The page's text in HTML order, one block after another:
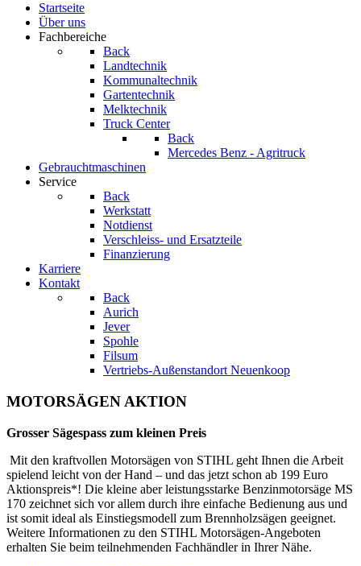
Startseite
Über uns
Fachbereiche
Back
Landtechnik
Kommunaltechnik
Gartentechnik
Melktechnik
Truck Center
Back
Mercedes Benz - Agritruck
Gebrauchtmaschinen
Service
Back
Werkstatt
Notdienst
Verschleiss- und Ersatzteile
Finanzierung
Karriere
Kontakt
Back
Aurich
Jever
Spohle
Filsum
Vertriebs-Außenstandort Neuenkoop
MOTORSÄGEN AKTION
Grosser Sägespass zum kleinen Preis
Mit den kraftvollen Motorsägen von STIHL geht Ihnen die Arbeit
spielend leicht von der Hand – und das jetzt schon ab 199 Euro
Aktionspreis*! Die kleine aber leistungsstarke Benzinmotorsäge MS
170 zeichnet sich vor allem durch ihre einfache Bedienung aus und
ist somit ideal als Einstiegsmodell zum Brennholzsägen geeignet.
Weitere Informationen zu den STIHL Motorsägen-Angeboten
erhalten Sie beim teilnehmenden Fachhändler in Ihrer Nähe.